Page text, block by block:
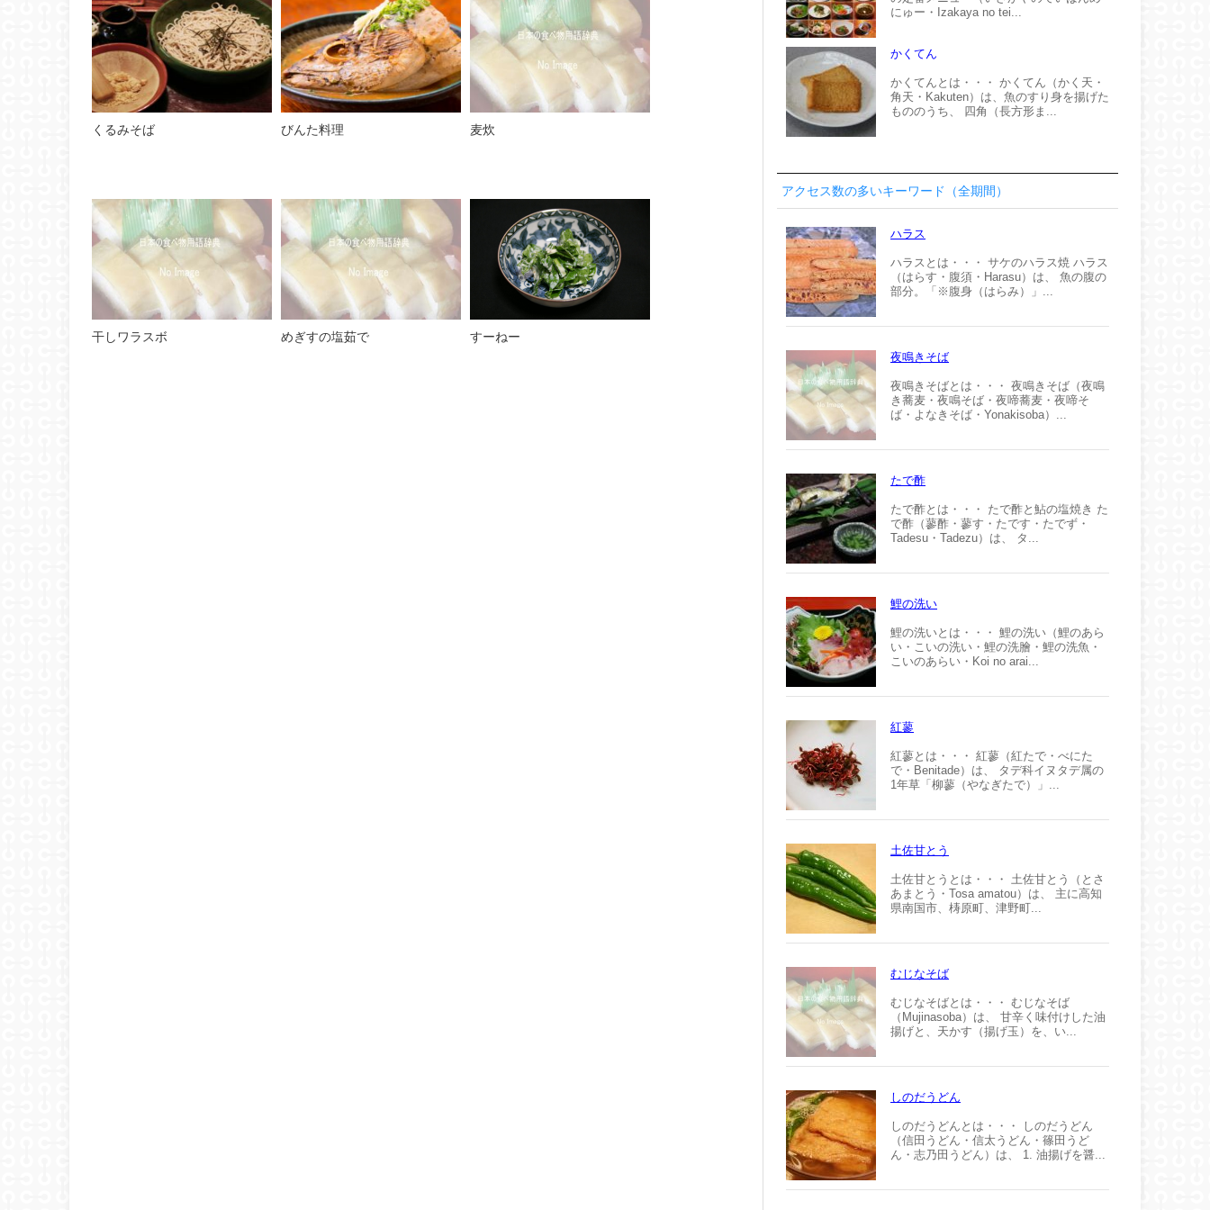
くるみそば びんた料理 麦炊
干しワラスボ めぎすの塩茹で すーねー
にゅー・Izakaya no tei...
かくてん
かくてんとは・・・ かくてん（かく天・
角天・Kakuten）は、魚のすり身を揚げた
もののうち、 四角（長方形ま...
アクセス数の多いキーワード（全期間）
ハラス
ハラスとは・・・ サケのハラス焼 ハラス
（はらす・腹須・Harasu）は、 魚の腹の
部分。「※腹身（はらみ）」...
夜鳴きそば
夜鳴きそばとは・・・ 夜鳴きそば（夜鳴
き蕎麦・夜鳴そば・夜啼蕎麦・夜啼そ
ば・よなきそば・Yonakisoba）...
たで酢
たで酢とは・・・ たで酢と鮎の塩焼き た
で酢（蓼酢・蓼す・たです・たでず・
Tadesu・Tadezu）は、 タ...
鯉の洗い
鯉の洗いとは・・・ 鯉の洗い（鯉のあら
い・こいの洗い・鯉の洗膾・鯉の洗魚・
こいのあらい・Koi no arai...
紅蓼
紅蓼とは・・・ 紅蓼（紅たで・べにた
で・Benitade）は、 タデ科イヌタデ属の
1年草「柳蓼（やなぎたで）」...
土佐甘とう
土佐甘とうとは・・・ 土佐甘とう（とさ
あまとう・Tosa amatou）は、 主に高知
県南国市、梼原町、津野町...
むじなそば
むじなそばとは・・・ むじなそば
（Mujinasoba）は、 甘辛く味付けした油
揚げと、天かす（揚げ玉）を、い...
しのだうどん
しのだうどんとは・・・ しのだうどん
（信田うどん・信太うどん・篠田うど
ん・志乃田うどん）は、 1. 油揚げを醤...